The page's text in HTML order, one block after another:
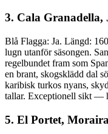
3. Cala Granadella,
Blå Flagga: Ja. Längd:
lugn utanför säsongen.
regelbundet fram som
en brant, skogsklädd dal
karibisk turkos nyans,
tallar. Exceptionell sikt —
5. El Portet,